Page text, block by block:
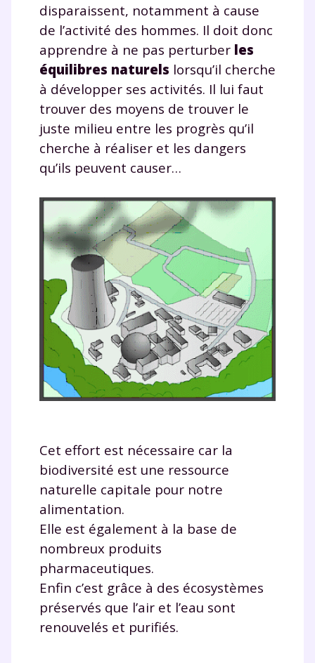
disparaissent, notamment à cause
de l’activité des hommes. Il doit donc
apprendre à ne pas perturber les
équilibres naturels lorsqu’il cherche
à développer ses activités. Il lui faut
trouver des moyens de trouver le
juste milieu entre les progrès qu’il
cherche à réaliser et les dangers
qu’ils peuvent causer…
Cet effort est nécessaire car la
biodiversité est une ressource
naturelle capitale pour notre
alimentation.
Elle est également à la base de
nombreux produits
pharmaceutiques.
Enfin c’est grâce à des écosystèmes
préservés que l’air et l’eau sont
renouvelés et purifiés.
Votre adresse e-mail sera exclusivement utilisée pour
vous envoyer notre newsletter. Vous pourrez vous
désinscrire à tout moment, à travers le lien de
désinscription présent dans chaque newsletter. Pour
en savoir plus sur la gestion de vos données
personnelles et pour exercer vos droits, vous pouvez
consulternotre charte.